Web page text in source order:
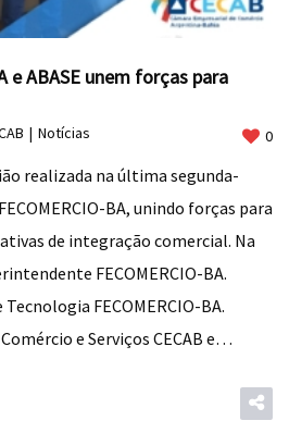
e ABASE unem forças para
Notícias 0
realizada na última segunda-
BA, unindo forças para
de integração comercial. Na
FECOMERCIO-BA.
FECOMERCIO-BA.
e Serviços CECAB e…